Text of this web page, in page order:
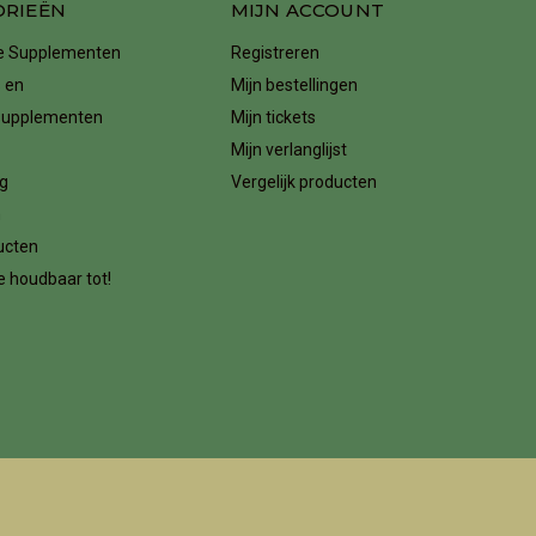
Supplementen
en
houdbaar tot!
MIJN ACCOUNT
Registreren
Mijn bestellingen
Mijn tickets
Mijn verlanglijst
Vergelijk producten